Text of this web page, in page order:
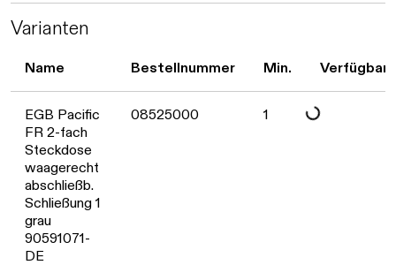
Varianten
Name Bestellnummer Min.
EGB Pacific
FR 2-fach
Steckdose
waagerecht
abschließb.
Schließung 1
grau
90591071-
DE
08525000 1